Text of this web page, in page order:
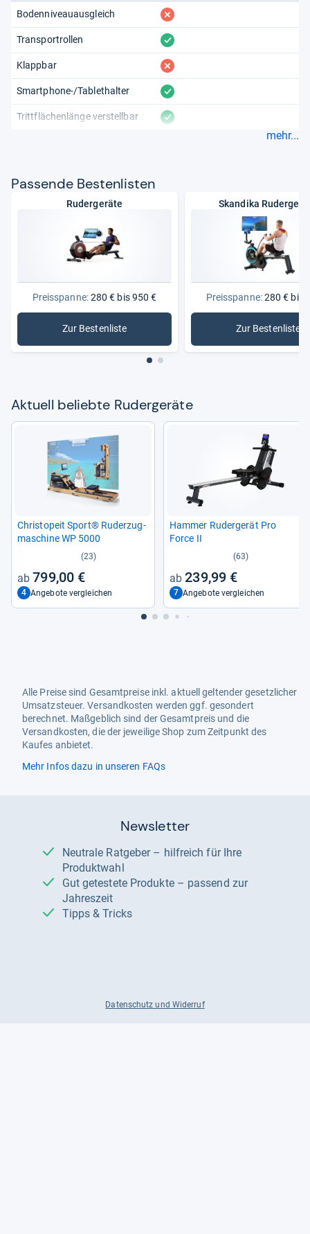
Bodenniveauausgleich fehlt
Transportrollen vorhanden
Klappbar fehlt
Smartphone-/Tablethalter vorhanden
Trittflächenlänge verstellbar vorhanden
mehr...
Pas­sende Bes­ten­lis­ten
Rudergeräte
Preisspanne:280 € bis 950 €
Zur Bestenliste
: Rudergeräte
Skandika
Preisspanne:280 € bis
Zur Bestenliste
:
Aktu­ell beliebte Ruder­ge­räte
Christ­o­peit Sport® Ruder­zug­
ma­schine WP 5000
(23)
799,00 €
4 Angebote vergleichen
Ham­mer Ruder­ge­rät Pro
Force II
(63)
239,99 €
7 Angebote vergleichen
Alle Preise sind Gesamtpreise inkl. aktuell geltender gesetzlicher
Umsatzsteuer. Versandkosten werden ggf. gesondert
berechnet. Maßgeblich sind der Gesamtpreis und die
Versandkosten, die der jeweilige Shop zum Zeitpunkt des
Kaufes anbietet.
Mehr Infos dazu in unseren FAQs
Newsletter
Neutrale Ratgeber – hilfreich für Ihre
Produktwahl
Gut getestete Produkte – passend zur
Jahreszeit
Tipps & Tricks
Datenschutz und Widerruf